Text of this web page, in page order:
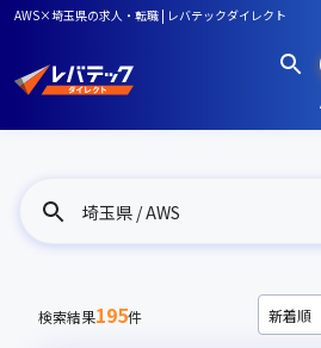
AWS×埼玉県の求人・転職 | レバテックダイレクト
埼玉県 / AWS
検索結果195件